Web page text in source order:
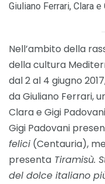
Giuliano Ferrari, Clara
Nell’ambito della
della cultura
dal 2 al 4 giugno
da Giuliano Ferrari,
Clara e Gigi Padovani
Gigi Padovani
felici (Centauria),
presenta Tiramisù.
del dolce italiano